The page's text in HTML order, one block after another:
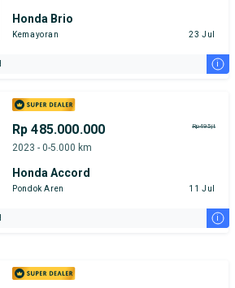
Honda Brio
Kemayoran 23 Jul
i
Rp 485.000.000 Rp495jt
2023 - 0-5.000 km
Honda Accord
Pondok Aren 11 Jul
i